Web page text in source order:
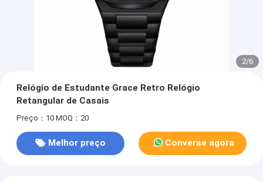
2/6
Relógio de Estudante Grace Retro Relógio
Retangular de Casais
Preço：10 MOQ：20
Melhor preço Converse agora